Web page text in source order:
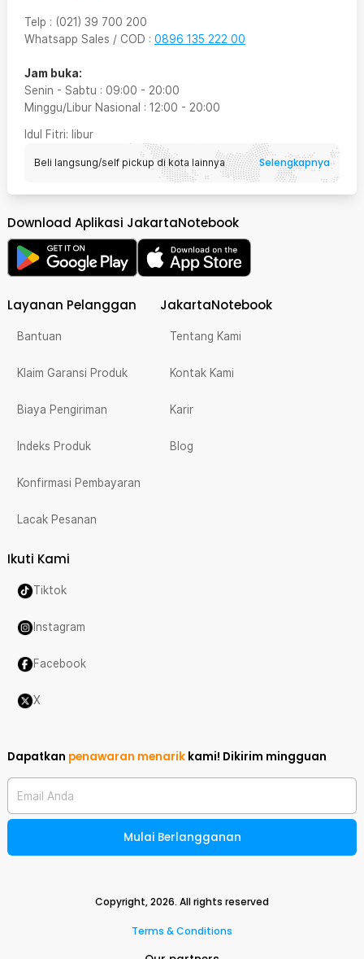
Telp : (021) 39 700 200
Whatsapp Sales / COD : 0896 135 222 00
Jam buka:
Senin - Sabtu : 09:00 - 20:00
Minggu/Libur Nasional : 12:00 - 20:00
Idul Fitri: libur
Beli langsung/self pickup di kota lainnya Selengkapnya
Download Aplikasi JakartaNotebook
Layanan Pelanggan
Bantuan
Klaim Garansi Produk
Biaya Pengiriman
Indeks Produk
Konfirmasi Pembayaran
Lacak Pesanan
JakartaNotebook
Tentang Kami
Kontak Kami
Karir
Blog
Ikuti Kami
Tiktok
Instagram
Facebook
X
Dapatkan penawaran menarik kami! Dikirim mingguan
Email Anda
Mulai Berlangganan
Copyright,2026. All rights reserved
Terms & Conditions